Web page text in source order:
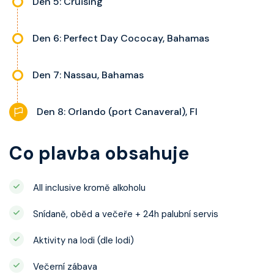
Den 6: Perfect Day Cococay, Bahamas
Den 7: Nassau, Bahamas
Den 8: Orlando (port Canaveral), Fl
Co plavba obsahuje
All inclusive kromě alkoholu
Snídaně, oběd a večeře + 24h palubní servis
Aktivity na lodi (dle lodi)
Večerní zábava